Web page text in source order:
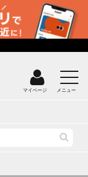
マイページ メニュー